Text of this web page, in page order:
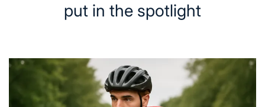
put in the spotlight